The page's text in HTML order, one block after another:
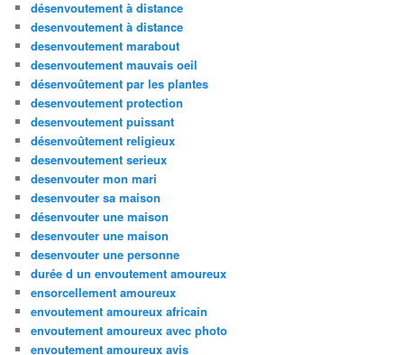
désenvoutement à distance
desenvoutement à distance
desenvoutement marabout
desenvoutement mauvais oeil
désenvoûtement par les plantes
desenvoutement protection
desenvoutement puissant
désenvoûtement religieux
desenvoutement serieux
desenvouter mon mari
desenvouter sa maison
désenvouter une maison
desenvouter une maison
desenvouter une personne
durée d un envoutement amoureux
ensorcellement amoureux
envoutement amoureux africain
envoutement amoureux avec photo
envoutement amoureux avis